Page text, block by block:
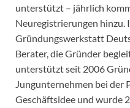
unterstützt – jährlich
Neuregistrierungen hinzu.
Gründungswerkstatt
Berater, die Gründer
unterstützt seit 2006
Jungunternehmen bei der
Geschäftsidee und wurde